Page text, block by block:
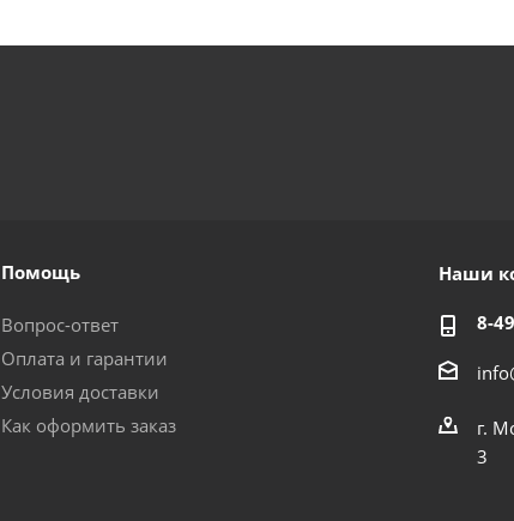
Помощь
Вопрос-ответ
Оплата и гарантии
Условия доставки
Как оформить заказ
Наши
8-
г.
3